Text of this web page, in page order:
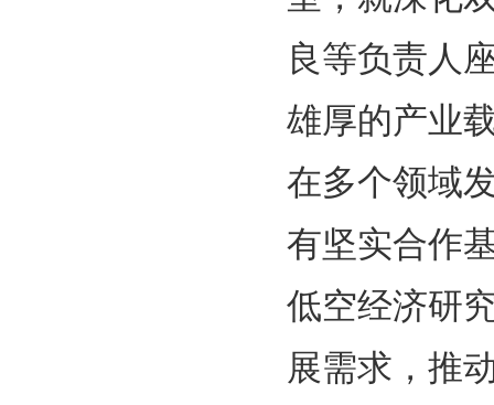
良等负责人
雄厚的产业
在多个领域
有坚实合作
低空经济研
展需求，推